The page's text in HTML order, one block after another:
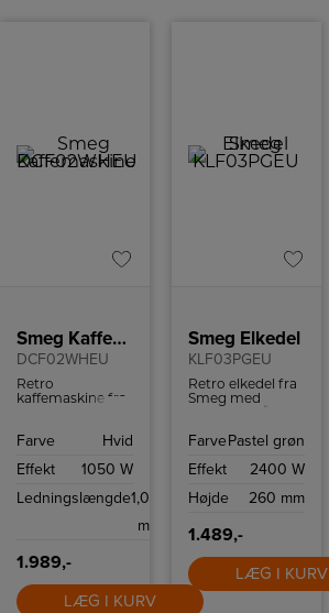
Smeg Kaffemaskine
DCF02WHEU
Retro
kaffemaskine fra
til 10 kopper
Farve
Hvid
Effekt
1050 W
Ledningslængde1,0
m
1.989,-
LÆG I KURV
Smeg Elkedel
KLF03PGEU
Retro elkedel fra
Smeg med
2400 W motor,
vandet på ingen
FarvePastel grøn
Effekt
2400 W
Højde
260 mm
1.489,-
LÆG I KURV